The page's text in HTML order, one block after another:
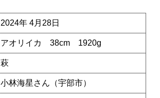
2024年 4月28日
アオリイカ 38cm 1920g
萩
小林海星さん（宇部市）